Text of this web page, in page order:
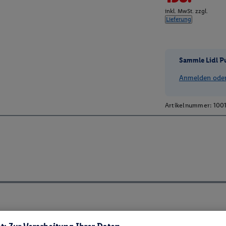
inkl. MwSt. zzgl.
Lieferung
Sammle Lidl
Anmelden
Artikelnummer: